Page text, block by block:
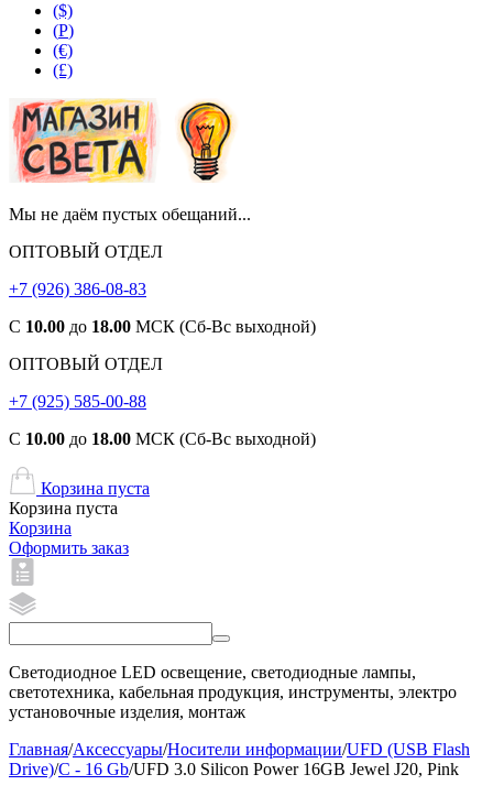
($)
(Р)
(€)
(£)
Мы не даём пустых обещаний...
ОПТОВЫЙ ОТДЕЛ
+7 (926) 386-08-83
С 10.00 до 18.00 МСК (Сб-Вс выходной)
ОПТОВЫЙ ОТДЕЛ
+7 (925) 585-00-88
С 10.00 до 18.00 МСК (Сб-Вс выходной)
Корзина пуста
Корзина пуста
Корзина
Оформить заказ
Светодиодное LED освещение, светодиодные лампы,
светотехника, кабельная продукция, инструменты, электро
установочные изделия, монтаж
Главная/Аксессуары/Носители информации/UFD (USB Flash
Drive)/C - 16 Gb/UFD 3.0 Silicon Power 16GB Jewel J20, Pink